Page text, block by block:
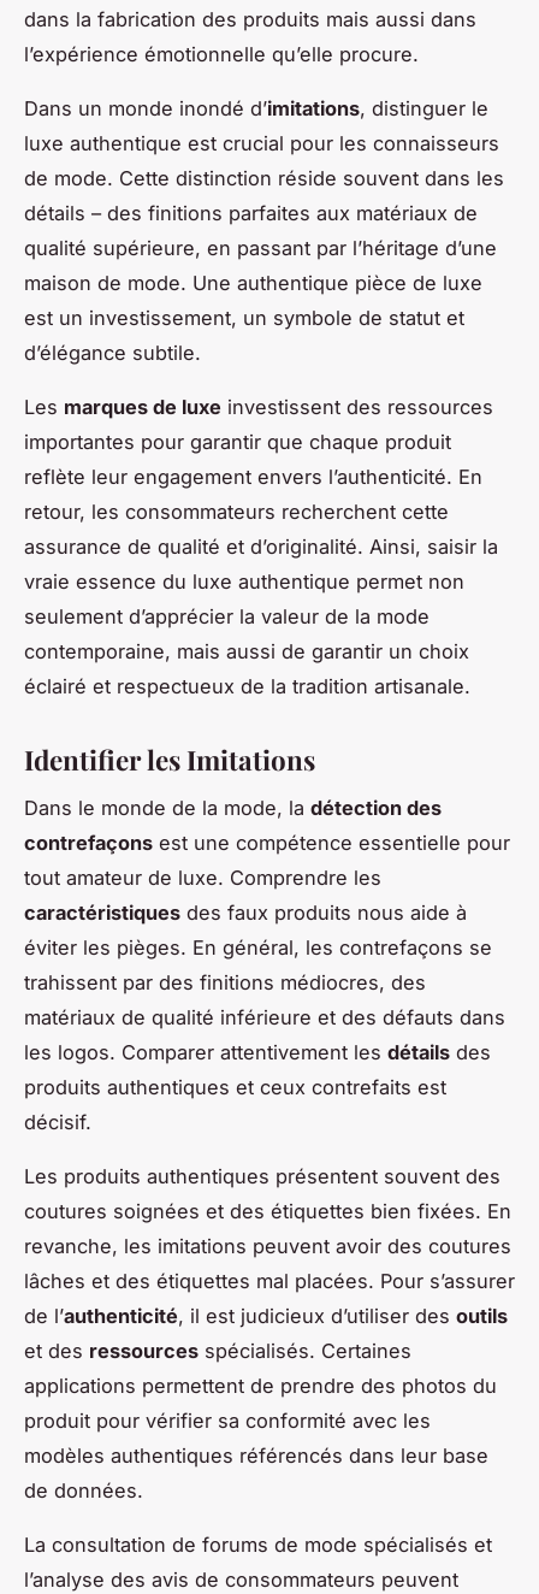
dans la fabrication des produits mais aussi dans
l’expérience émotionnelle qu’elle procure.
Dans un monde inondé d’imitations, distinguer le
luxe authentique est crucial pour les connaisseurs
de mode. Cette distinction réside souvent dans les
détails – des finitions parfaites aux matériaux de
qualité supérieure, en passant par l’héritage d’une
maison de mode. Une authentique pièce de luxe
est un investissement, un symbole de statut et
d’élégance subtile.
Les marques de luxe investissent des ressources
importantes pour garantir que chaque produit
reflète leur engagement envers l’authenticité. En
retour, les consommateurs recherchent cette
assurance de qualité et d’originalité. Ainsi, saisir la
vraie essence du luxe authentique permet non
seulement d’apprécier la valeur de la mode
contemporaine, mais aussi de garantir un choix
éclairé et respectueux de la tradition artisanale.
Identifier les Imitations
Dans le monde de la mode, la détection des
contrefaçons est une compétence essentielle pour
tout amateur de luxe. Comprendre les
caractéristiques des faux produits nous aide à
éviter les pièges. En général, les contrefaçons se
trahissent par des finitions médiocres, des
matériaux de qualité inférieure et des défauts dans
les logos. Comparer attentivement les détails des
produits authentiques et ceux contrefaits est
décisif.
Les produits authentiques présentent souvent des
coutures soignées et des étiquettes bien fixées. En
revanche, les imitations peuvent avoir des coutures
lâches et des étiquettes mal placées. Pour s’assurer
de l’authenticité, il est judicieux d’utiliser des outils
et des ressources spécialisés. Certaines
applications permettent de prendre des photos du
produit pour vérifier sa conformité avec les
modèles authentiques référencés dans leur base
de données.
La consultation de forums de mode spécialisés et
l’analyse des avis de consommateurs peuvent